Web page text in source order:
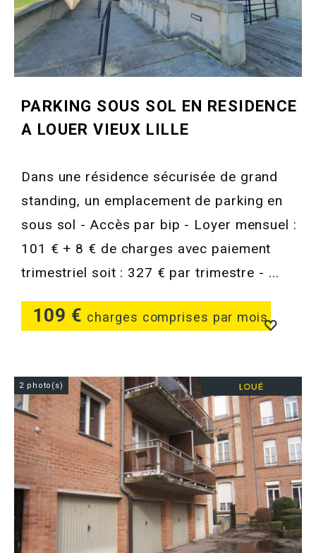
PARKING SOUS SOL EN RESIDENCE
A LOUER VIEUX LILLE
109 € charges comprises par mois
Dans une résidence sécurisée de grand
standing, un emplacement de parking en
sous sol - Accès par bip - Loyer mensuel :
101 € + 8 € de charges avec paiement
trimestriel soit : 327 € par trimestre - ...
2 photo(s)